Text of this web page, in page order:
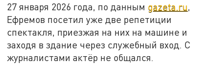
27 января 2026 года, по данным gazeta.ru,
Ефремов посетил уже две репетиции
спектакля, приезжая на них на машине и
заходя в здание через служебный вход. С
журналистами актёр не общался.